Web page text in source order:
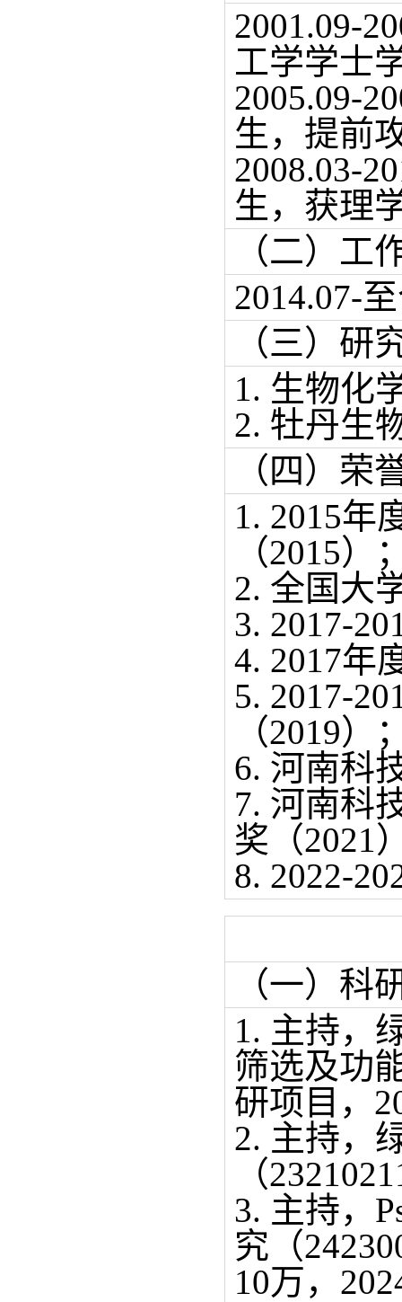
2001.09-
工学学士
2005.09-
生，提前
2008.03-
生，获理
（二）工
2014.07-
（三）研
1. 生物化
2. 牡丹生
（四）荣
1. 2015年
（2015）
2. 全国大
3. 2017-
4. 2017年
5. 2017-
（2019）
6. 河南科
7. 河南科
奖（2021
8. 2022-
（一）科
1. 主持，
筛选及功
研项目，
2. 主持，
（
3. 主持，
究（
10万，